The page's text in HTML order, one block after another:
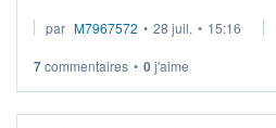
par M7967572 • 28 juil. • 15:16
7commentaires • 0j'aime